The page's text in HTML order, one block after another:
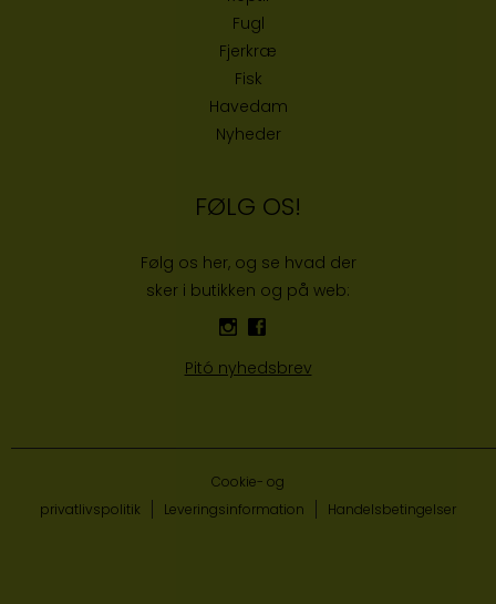
Fugl
Fjerkræ
Fisk
Havedam
Nyheder
FØLG OS!
Følg os her, og se hvad der
sker i butikken og på web:
Pitó nyhedsbrev
Cookie- og
privatlivspolitik
Leveringsinformation Handelsbetingelser